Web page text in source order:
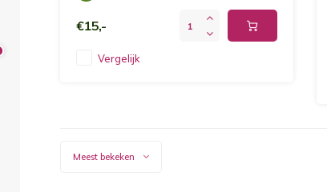
€15,-
Vergelijk
Meest bekeken